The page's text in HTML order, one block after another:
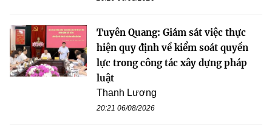
Tuyên Quang: Giám sát việc thực
hiện quy định về kiểm soát quyền
lực trong công tác xây dựng pháp
luật
Thanh Lương
20:21 06/08/2026